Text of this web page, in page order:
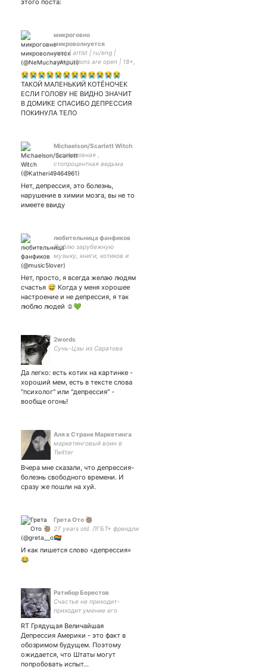
этого поста:
микроговно
микроволнуется
кица | artist | ru/eng |
commissions are open | 18+,
sometimes NSFW | art rt acc
| КОЗЛЫ В ТАЗИКЕ
😭😭😭😭😭😭😭😭😭😭😭😭
ТАКОЙ МАЛЕНЬКИЙ КОТЁНОЧЕК
ЕСЛИ ГОЛОВУ НЕ ВИДНО ЗНАЧИТ
В ДОМИКЕ СПАСИБО ДЕПРЕССИЯ
ПОКИНУЛА ТЕЛО
Michaelson/Scarlett Witch
Чистокровная ,
стопроцентная ведьма
Дочь Бобби Сингера
of your enemy Huntin'
makes me feel good
Нет, депрессия, это болезнь,
нарушение в химии мозга, вы не то
имеете ввиду
любительница фанфиков
Люблю зарубежную
музыку, книги, котиков и
делать коллажи 😋💙
счастливой ✌️😌❤️
Нет, просто, я всегда желаю людям
счастья 😅 Когда у меня хорошее
настроение и не депрессия, я так
люблю людей ☺️💚
2words
Сунь-Цзы из Саратова
Да легко: есть котик на картинке -
хороший мем, есть в тексте слова
"психолог" или "депрессия" -
вообще огонь!
Аля в Стране Маркетинга
маркетинговый воин в
Twitter
Вчера мне сказали, что депрессия-
болезнь свободного времени. И
сразу же пошли на хуй.
Грета Ото 🦥
27 years old. ЛГБТ+ френдли
🏳️‍🌈
И как пишется слово «депрессия»
😂
Ратибор Берестов
Счастье не приходит-
приходит умение его
RT Грядущая Величайшая
Депрессия Америки - это факт в
обозримом будущем. Поэтому
ожидается, что Штаты могут
попробовать испыт…